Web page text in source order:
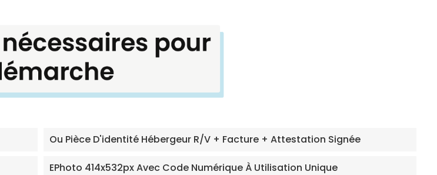
Ou Pièce D'identité Hébergeur R/V + Facture + Attestation Signée
EPhoto 414x532px Avec Code Numérique À Utilisation Unique